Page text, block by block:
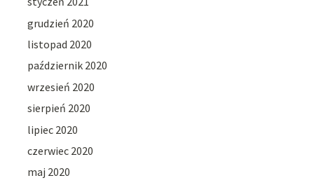
grudzień 2020
listopad 2020
październik 2020
wrzesień 2020
sierpień 2020
lipiec 2020
czerwiec 2020
maj 2020